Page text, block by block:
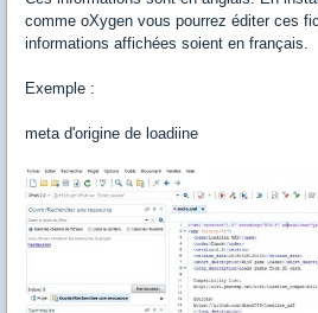
comme oXygen vous pourrez éditer ces
informations affichées soient en français.
Exemple :
meta d'origine de loadiine